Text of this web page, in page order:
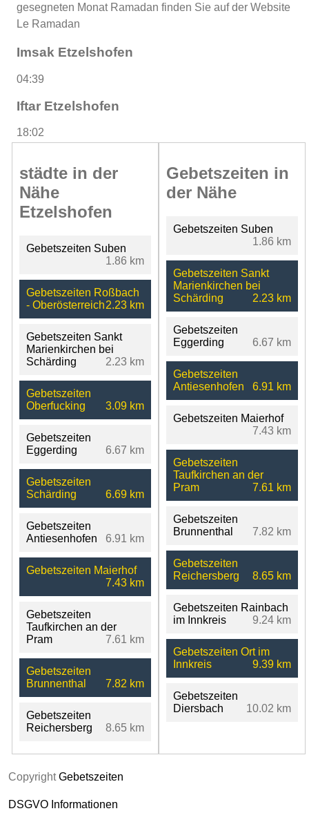
gesegneten Monat Ramadan finden Sie auf der Website
Le Ramadan
Imsak Etzelshofen
04:39
Iftar Etzelshofen
18:02
städte in der
Nähe
Etzelshofen
Gebetszeiten Suben
1.86 km
Gebetszeiten Roßbach
- Oberösterreich2.23 km
Gebetszeiten Sankt
Marienkirchen bei
Schärding
2.23 km
Gebetszeiten
Oberfucking
3.09 km
Gebetszeiten
Eggerding
6.67 km
Gebetszeiten
Schärding
6.69 km
Gebetszeiten
Antiesenhofen
6.91 km
Gebetszeiten Maierhof
7.43 km
Gebetszeiten
Taufkirchen an der
Pram
7.61 km
Gebetszeiten
Brunnenthal
7.82 km
Gebetszeiten
Reichersberg
8.65 km
Gebetszeiten in
der Nähe
Gebetszeiten Suben
1.86 km
Gebetszeiten Sankt
Marienkirchen bei
Schärding
2.23 km
Gebetszeiten
Eggerding
6.67 km
Gebetszeiten
Antiesenhofen
6.91 km
Gebetszeiten Maierhof
7.43 km
Gebetszeiten
Taufkirchen an der
Pram
7.61 km
Gebetszeiten
Brunnenthal
7.82 km
Gebetszeiten
Reichersberg
8.65 km
Gebetszeiten Rainbach
im Innkreis
9.24 km
Gebetszeiten Ort im
Innkreis
9.39 km
Gebetszeiten
Diersbach
10.02 km
CopyrightGebetszeiten
DSGVO Informationen